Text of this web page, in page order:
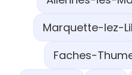
Marquette-lez-
Faches-